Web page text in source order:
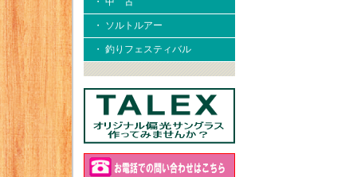
・ ソルトルアー
・ 釣りフェスティバル